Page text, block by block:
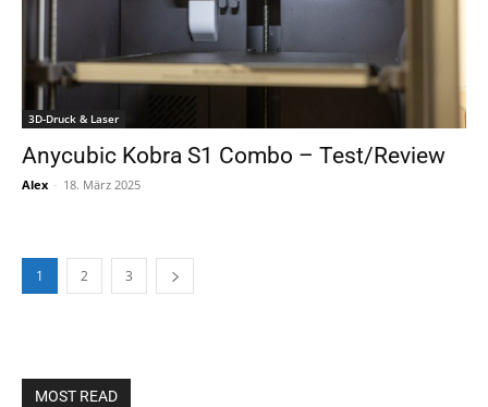
3D-Druck & Laser
Anycubic Kobra S1 Combo – Test/Review
Alex - 18. März 2025
1 2 3
MOST READ